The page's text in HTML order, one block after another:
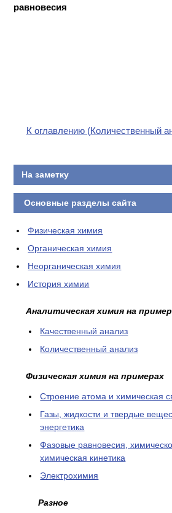
КОНТАКТЫ
равновесия
К оглавлению (Количественный
На заметку
Основные разделы сайта
Физическая химия
Органическая химия
Неорганическая химия
История химии
Аналитическая химия на
Качественный анализ
Количественный анализ
Физическая химия на примерах
Cтроение атома и химическая
Газы, жидкости и твердые
энергетика
Фазовые равновесия,
химическая кинетика
Электрохимия
Разное